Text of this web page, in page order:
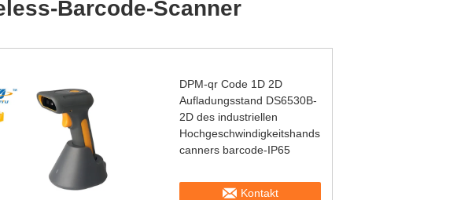
Barcode-Scanner
DPM-qr Code 1D 2D
Aufladungsstand DS6530B-
2D des industriellen
Hochgeschwindigkeitshands
canners barcode-IP65
Kontakt